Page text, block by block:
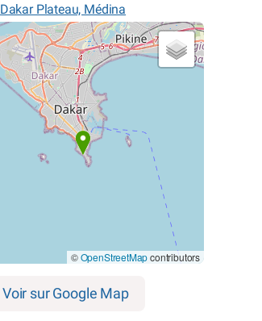
Dakar Plateau, Médina
©OpenStreetMapcontributors
Voir sur Google Map